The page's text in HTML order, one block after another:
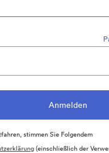
stimmen Sie Folgendem
(einschließlich der